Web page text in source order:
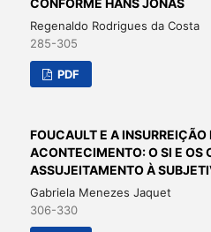
Regenaldo Rodrigues da Costa
285-305
PDF
FOUCAULT E A
ACONTECIMENTO: O SI E OS
ASSUJEITAMENTO À
Gabriela Menezes Jaquet
306-330